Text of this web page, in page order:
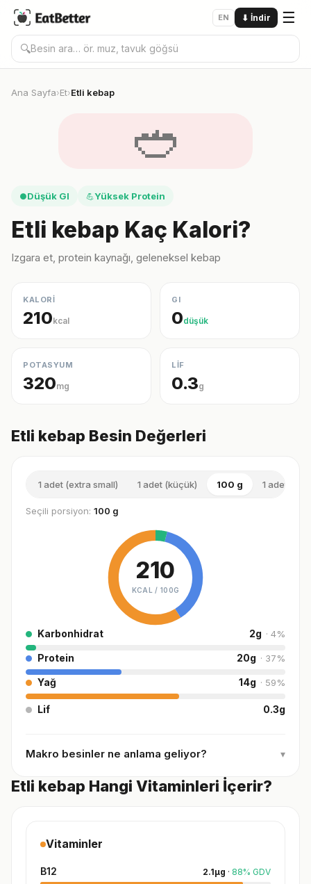
EN ⬇ İndir ☰
🔍
Ana Sayfa›Et›Etli kebap
🥙
●Düşük GI 💪Yüksek Protein
Etli kebap Kaç Kalori?
Izgara et, protein kaynağı, geleneksel kebap
KALORİ
210kcal
GI
0düşük
POTASYUM
320mg
LİF
0.3g
Etli kebap Besin Değerleri
1 adet (extra small) 1 adet (küçük) 100 g 1 adet
Seçili porsiyon: 100 g
210
KCAL / 100G
Karbonhidrat 2g · 4%
Protein 20g · 37%
Yağ 14g · 59%
Lif 0.3g
Makro besinler ne anlama geliyor? ▾
Etli kebap Hangi Vitaminleri İçerir?
Vitaminler
B12 2.1µg · 88% GDV